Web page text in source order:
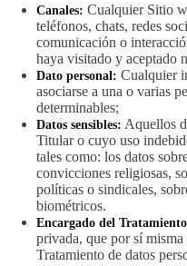
Canales: Cualquier Sitio
teléfonos, chats, redes
comunicación o
haya visitado y aceptado
Dato personal: Cualquier
asociarse a una o varias
determinables;
Datos sensibles: Aquellos
Titular o cuyo uso
tales como: los datos
convicciones religiosas,
políticas o sindicales,
biométricos.
Encargado del
privada, que por sí
Tratamiento de datos